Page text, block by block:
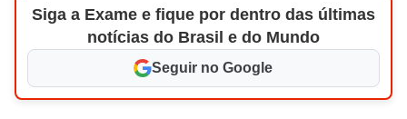
Siga a Exame e fique por dentro das últimas
notícias do Brasil e do Mundo
Seguir no Google